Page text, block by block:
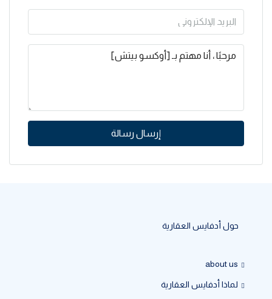
إرسال رسالة
حول أدفايس العقارية
about us
لماذا أدفايس العقارية